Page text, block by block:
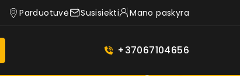
Parduotuvė Susisiekti Mano paskyra
+37067104656